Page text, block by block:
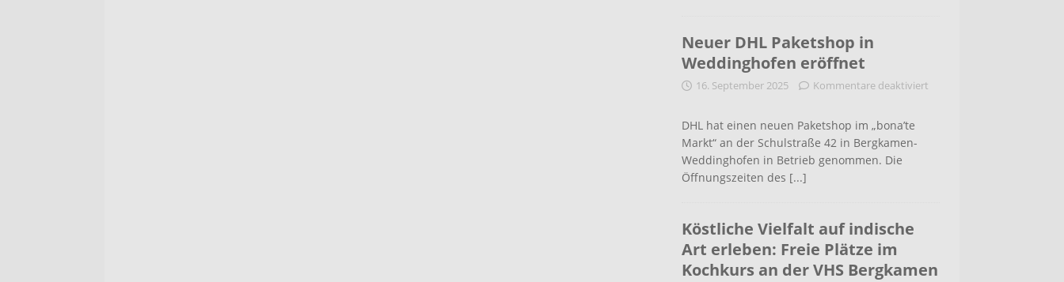
Neuer DHL Paketshop in
Weddinghofen eröffnet
16. September 2025 Kommentare deaktiviert
DHL hat einen neuen Paketshop im „bona’te
Markt“ an der Schulstraße 42 in Bergkamen-
Weddinghofen in Betrieb genommen. Die
Öffnungszeiten des [...]
Köstliche Vielfalt auf indische
Art erleben: Freie Plätze im
Kochkurs an der VHS Bergkamen